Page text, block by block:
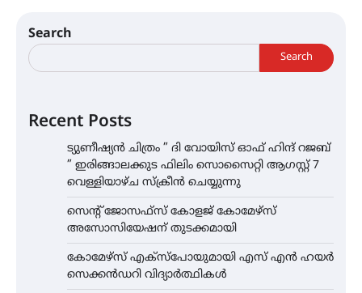
Search
Search
Recent Posts
ട്യുണീഷ്യൻ ചിത്രം ” ദി വോയിസ് ഓഫ് ഹിന്ദ് റജബ്
” ഇരിങ്ങാലക്കുട ഫിലിം സൊസൈറ്റി ആഗസ്റ്റ് 7
വെള്ളിയാഴ്ച സ്‌ക്രീൻ ചെയ്യുന്നു
സെന്റ് ജോസഫ്സ് കോളജ് കോമേഴ്‌സ്
അസോസിയേഷന് തുടക്കമായി
കോമേഴ്സ് എക്സ്പോയുമായി എസ് എൻ ഹയർ
സെക്കൻഡറി വിദ്യാർത്ഥികൾ